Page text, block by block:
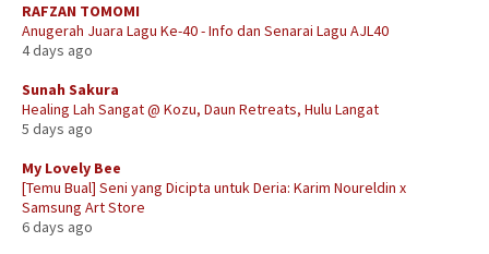
RAFZAN TOMOMI
Anugerah Juara Lagu Ke-40 - Info dan Senarai Lagu AJL40
4 days ago
Sunah Sakura
Healing Lah Sangat @ Kozu, Daun Retreats, Hulu Langat
5 days ago
My Lovely Bee
[Temu Bual] Seni yang Dicipta untuk Deria: Karim Noureldin x
Samsung Art Store
6 days ago